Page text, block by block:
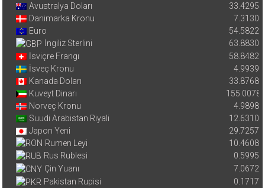
Avustralya Doları
33.4295
Danimarka Kronu
7.3130
Euro
54.5822
İngiliz Sterlini
63.8830
İsviçre Frangı
58.8482
İsveç Kronu
4.9939
Kanada Doları
33.8768
Kuveyt Dinarı
155.0078
Norveç Kronu
4.9898
Suudi Arabistan Riyali
12.6310
Japon Yeni
29.7257
Rumen Leyi
10.4608
Rus Rublesi
0.5995
Çin Yuanı
7.0672
Pakistan Rupisi
0.1717